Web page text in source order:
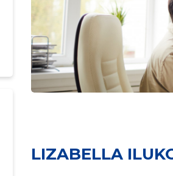
LIZABELLA